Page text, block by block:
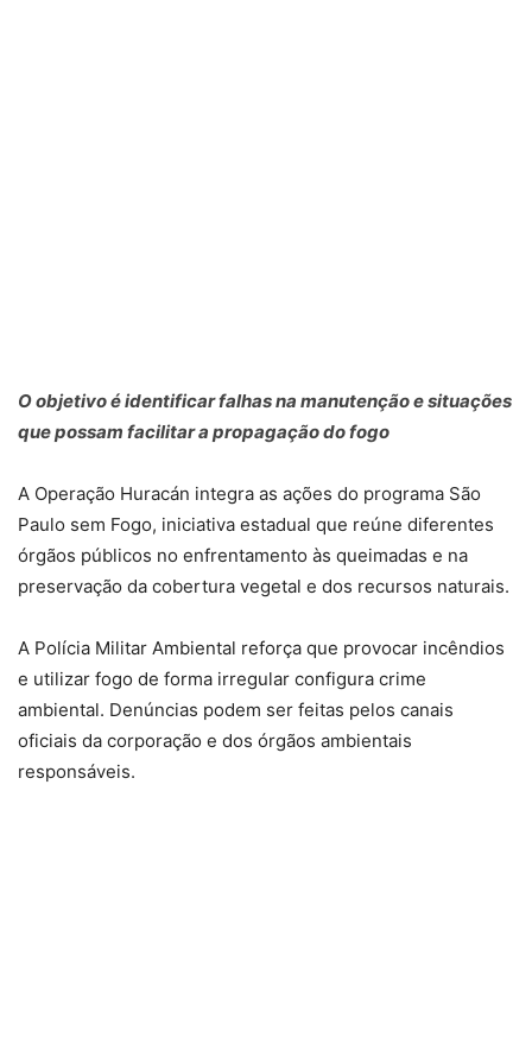
O objetivo é identificar falhas na manutenção e situações
que possam facilitar a propagação do fogo
A Operação Huracán integra as ações do programa São
Paulo sem Fogo, iniciativa estadual que reúne diferentes
órgãos públicos no enfrentamento às queimadas e na
preservação da cobertura vegetal e dos recursos naturais.
A Polícia Militar Ambiental reforça que provocar incêndios
e utilizar fogo de forma irregular configura crime
ambiental. Denúncias podem ser feitas pelos canais
oficiais da corporação e dos órgãos ambientais
responsáveis.